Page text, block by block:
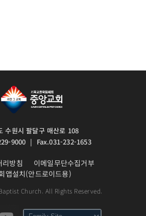
수원시 팔달구 매산로 108
9000 | Fax.031-232-1653
리방침
이메일무단수집거부
앱설치(안드로이드용)
Church. All Rights Reserved.